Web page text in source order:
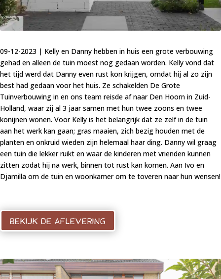
09-12-2023 | Kelly en Danny hebben in huis een grote verbouwing
gehad en alleen de tuin moest nog gedaan worden. Kelly vond dat
het tijd werd dat Danny even rust kon krijgen, omdat hij al zo zijn
best had gedaan voor het huis. Ze schakelden De Grote
Tuinverbouwing in en ons team reisde af naar Den Hoorn in Zuid-
Holland, waar zij al 3 jaar samen met hun twee zoons en twee
konijnen wonen. Voor Kelly is het belangrijk dat ze zelf in de tuin
aan het werk kan gaan; gras maaien, zich bezig houden met de
planten en onkruid wieden zijn helemaal haar ding. Danny wil graag
een tuin die lekker ruikt en waar de kinderen met vrienden kunnen
zitten zodat hij na werk, binnen tot rust kan komen. Aan Ivo en
Djamilla om de tuin en woonkamer om te toveren naar hun wensen!
BEKIJK DE AFLEVERING